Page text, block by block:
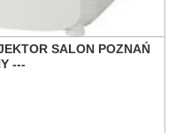
SALON POZNAŃ
---